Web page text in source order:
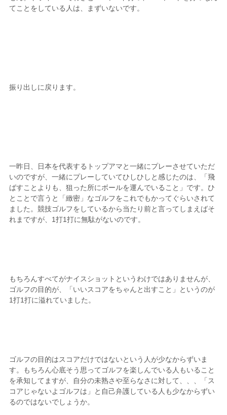
てことをしている人は、まずいないです。
振り出しに戻ります。
一昨日、日本を代表するトップアマと一緒にプレーさせていただ
いのですが、一緒にプレーしていてひしひしと感じたのは、「飛
ばすことよりも、狙った所にボールを運んでいること」です。ひ
とことで言うと「緻密」なゴルフをこれでもかってぐらいされて
ました。競技ゴルフをしているから当たり前と言ってしまえばそ
れまですが、1打1打に無駄がないのです。
もちろんすべてがナイスショットというわけではありませんが、
ゴルフの目的が、「いいスコアをちゃんと出すこと」というのが
1打1打に溢れていました。
ゴルフの目的はスコアだけではないという人が少なからずいま
す。もちろん心底そう思ってゴルフを楽しんでいる人もいること
を承知してますが、自分の未熟さや至らなさに対して、、、「ス
コアじゃないよゴルフは」と自己弁護している人も少なからずい
るのではないでしょうか。